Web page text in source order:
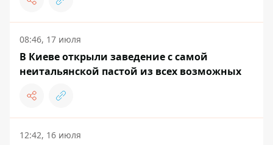
08:46, 17 июля
В Киеве открыли заведение с самой
неитальянской пастой из всех возможных
12:42, 16 июля